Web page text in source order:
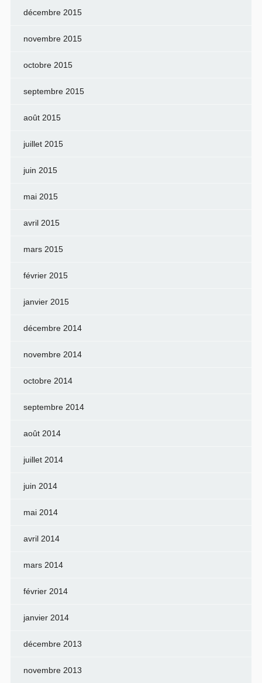
décembre 2015
novembre 2015
octobre 2015
septembre 2015
août 2015
juillet 2015
juin 2015
mai 2015
avril 2015
mars 2015
février 2015
janvier 2015
décembre 2014
novembre 2014
octobre 2014
septembre 2014
août 2014
juillet 2014
juin 2014
mai 2014
avril 2014
mars 2014
février 2014
janvier 2014
décembre 2013
novembre 2013